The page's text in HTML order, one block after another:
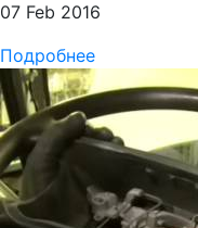
07 Feb 2016
Подробнее